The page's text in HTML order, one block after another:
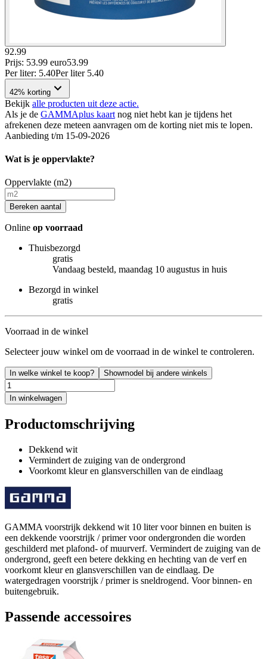
92.99
Prijs: 53.99 euro53.99
Per liter: 5.40Per liter 5.40
42% korting
Bekijk alle producten uit deze actie.
Als je de GAMMAplus kaart nog niet hebt kan je tijdens het
afrekenen deze meteen aanvragen om de korting niet mis te lopen.
Aanbieding t/m 15-09-2026
Wat is je oppervlakte?
Oppervlakte (m2)
Bereken aantal
Online op voorraad
Thuisbezorgd
gratis
Vandaag besteld, maandag 10 augustus in huis
Bezorgd in winkel
gratis
Voorraad in de winkel
Selecteer jouw winkel om de voorraad in de winkel te controleren.
In welke winkel te koop? Showmodel bij andere winkels
In winkelwagen
Productomschrijving
Dekkend wit
Vermindert de zuiging van de ondergrond
Voorkomt kleur en glansverschillen van de eindlaag
GAMMA voorstrijk dekkend wit 10 liter voor binnen en buiten is
een dekkende voorstrijk / primer voor ondergronden die worden
geschilderd met plafond- of muurverf. Vermindert de zuiging van de
ondergrond, geeft een betere dekking en hechting van de verf en
voorkomt kleur en glansverschillen van de eindlaag. De
watergedragen voorstrijk / primer is sneldrogend. Voor binnen- en
buitengebruik.
Passende accessoires